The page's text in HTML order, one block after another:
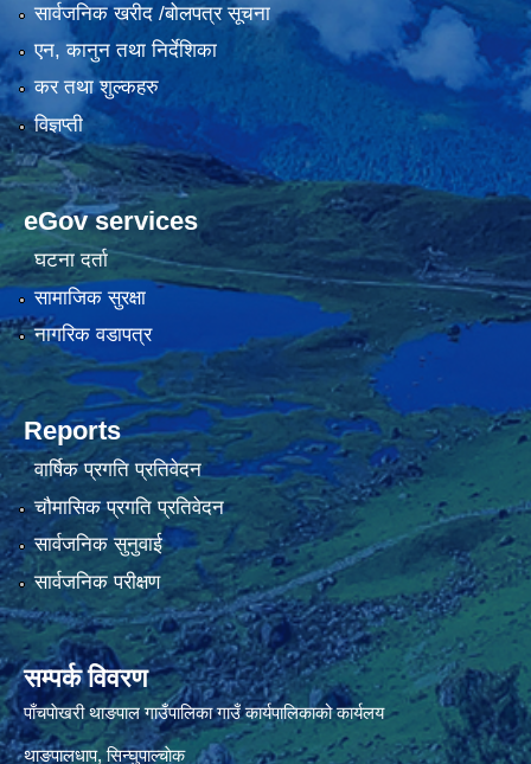
सार्वजनिक खरीद /बोलपत्र सूचना
एन, कानुन तथा निर्देशिका
कर तथा शुल्कहरु
विज्ञप्ती
eGov services
घटना दर्ता
सामाजिक सुरक्षा
नागरिक वडापत्र
Reports
वार्षिक प्रगति प्रतिवेदन
चौमासिक प्रगति प्रतिवेदन
सार्वजनिक सुनुवाई
सार्वजनिक परीक्षण
सम्पर्क विवरण
पाँचपाेखरी थाङपाल गाउँपालिका गाउँ कार्यपालिकाको कार्यलय
थाङपालधाप, सिन्घुपाल्चाेक